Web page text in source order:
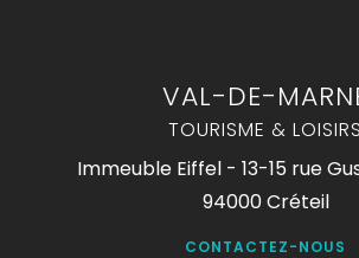
VAL-DE-
TOURISME & LOISIRS
Immeuble Eiffel - 13-15 rue
94000 Créteil
CONTACTEZ-NOUS